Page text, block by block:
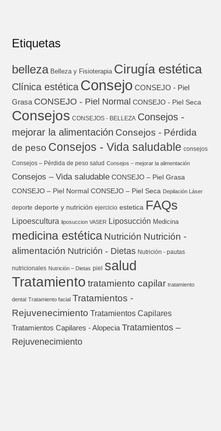
Etiquetas
belleza Belleza y Fisioterapia Cirugía estética
Clínica estética Consejo CONSEJO - Piel
Grasa CONSEJO - Piel Normal CONSEJO - Piel Seca
Consejos CONSEJOS - BELLEZA Consejos -
mejorar la alimentación Consejos - Pérdida
de peso Consejos - Vida saludable consejos
Consejos – Pérdida de peso salud Consejos – mejorar la alimentación
Consejos – Vida saludable CONSEJO – Piel Grasa
CONSEJO – Piel Normal CONSEJO – Piel Seca Depilación Láser
deporte deporte y nutrición ejercicio estetica FAQs
Lipoescultura liposuccion VASER Liposucción Medicina
medicina estética Nutrición Nutrición -
alimentación Nutrición - Dietas Nutrición - pautas
nutricionales Nutrición – Dietas piel salud
Tratamiento tratamiento capilar tratamiento
dental Tratamiento facial Tratamientos -
Rejuvenecimiento Tratamientos Capilares
Tratamientos Capilares - Alopecia Tratamientos –
Rejuvenecimiento